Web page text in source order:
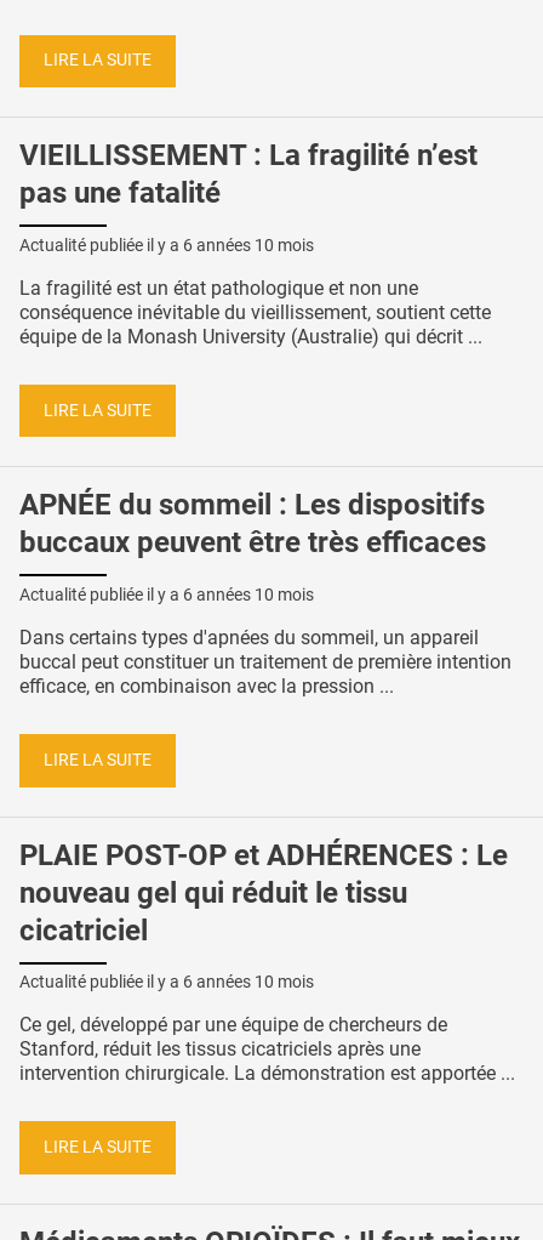
LIRE LA SUITE
VIEILLISSEMENT : La fragilité n’est
pas une fatalité
Actualité publiée il y a 6 années 10 mois
La fragilité est un état pathologique et non une
conséquence inévitable du vieillissement, soutient cette
équipe de la Monash University (Australie) qui décrit ...
LIRE LA SUITE
APNÉE du sommeil : Les dispositifs
buccaux peuvent être très efficaces
Actualité publiée il y a 6 années 10 mois
Dans certains types d'apnées du sommeil, un appareil
buccal peut constituer un traitement de première intention
efficace, en combinaison avec la pression ...
LIRE LA SUITE
PLAIE POST-OP et ADHÉRENCES : Le
nouveau gel qui réduit le tissu
cicatriciel
Actualité publiée il y a 6 années 10 mois
Ce gel, développé par une équipe de chercheurs de
Stanford, réduit les tissus cicatriciels après une
intervention chirurgicale. La démonstration est apportée ...
LIRE LA SUITE